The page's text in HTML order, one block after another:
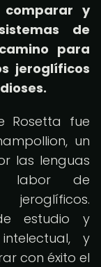
y
de
para
jeroglíficos
Rosetta fue
un
las lenguas
labor de
estudio y
y
con éxito el